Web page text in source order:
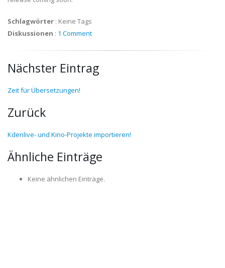
Schlagwörter : Keine Tags
Diskussionen : 1 Comment
Nächster Eintrag
Zeit für Übersetzungen!
Zurück
Kdenlive- und Kino-Projekte importieren!
Ähnliche Einträge
Keine ähnlichen Einträge.